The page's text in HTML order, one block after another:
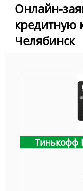
Онлайн-
кредитную
Челябинск
Тинькофф